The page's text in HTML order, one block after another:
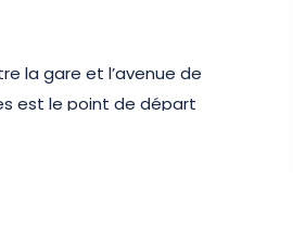
la gare et l’avenue de
est le point de départ
Champagne et les
vous sera prêtée.